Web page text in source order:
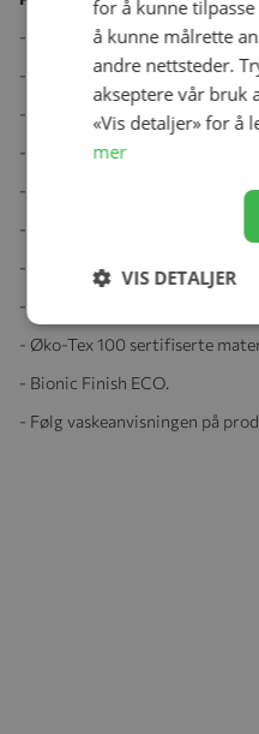
- Lenge: 98-130 cm.
- Bredde: 52 cm.
- Vannsøyle: 3000 mm.
- Pusteevne: 3000gr/m2/24hrs.
- Fyll: Dun, 80/20 dun/fjær.
- Fyll i rygg: Ull.
- Ytterstoff: Polyester,
- Innerstoff: Økologisk myk
- Øko-Tex 100 sertifiserte
- Bionic Finish ECO.
- Følg vaskeanvisningen på
for å kunne
å kunne målrette
andre nettsteder.
akseptere vår bruk
«Vis detaljer» for å
mer
VIS DETALJER